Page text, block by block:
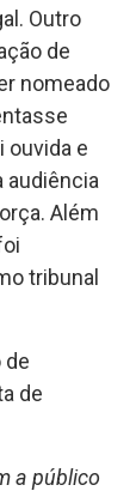
Outro
de
nomeado
ouvida e
audiência
Além
tribunal
de
de
a público